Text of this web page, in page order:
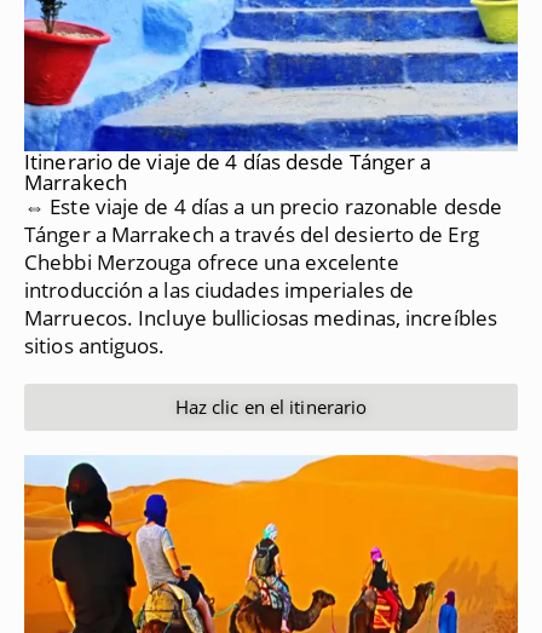
Itinerario de viaje de 4 días desde Tánger a
Marrakech
⇔ Este viaje de 4 días a un precio razonable desde
Tánger a Marrakech a través del desierto de Erg
Chebbi Merzouga ofrece una excelente
introducción a las ciudades imperiales de
Marruecos. Incluye bulliciosas medinas, increíbles
sitios antiguos.
Haz clic en el itinerario